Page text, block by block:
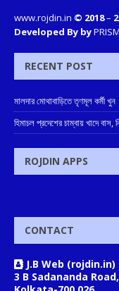
www.rojdin.in © 2018–
Developed By by
RECENT POST
মালদার মোথাবাড়িতে তৃণমূল কর্মী খুন
হিমাচল প্রদেশের চাম্বায় খাদে
ROJDIN APPS
CONTACT
J.B Web (rojdin.in)
3 B Sadananda Road,